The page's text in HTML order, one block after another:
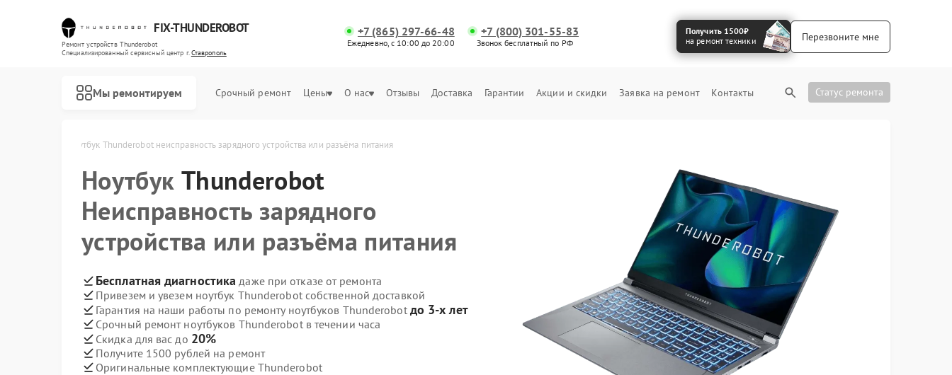
FIX-THUNDEROBOT
Ремонт устройств Thunderobot
Специализированный cервисный центр г.Ставрополь
+7 (865) 297-66-48
Ежедневно, с 10:00 до 20:00
+7 (800) 301-55-83
Звонок бесплатный по РФ
Получить 1500₽
на ремонт техники
Перезвоните мне
Мы ремонтируем Срочный ремонт Цены О нас Отзывы Доставка Гарантии Акции и скидки Заявка на ремонт Контакты Статус ремонта
Ноутбук Thunderobot неисправность зарядного устройства или разъёма питания
Ноутбук Thunderobot
Неисправность зарядного
устройства или разъёма питания
Бесплатная диагностика даже при отказе от ремонта
Привезем и увезем ноутбук Thunderobot собственной доставкой
Гарантия на наши работы по ремонту ноутбуков Thunderobot до 3-х лет
Срочный ремонт ноутбуков Thunderobot в течении часа
Скидка для вас до 20%
Получите 1500 рублей на ремонт
Оригинальные комплектующие Thunderobot